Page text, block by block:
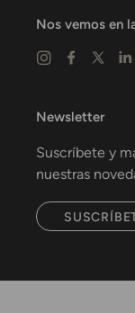
Nos vemos en
Newsletter
Suscríbete y
nuestras